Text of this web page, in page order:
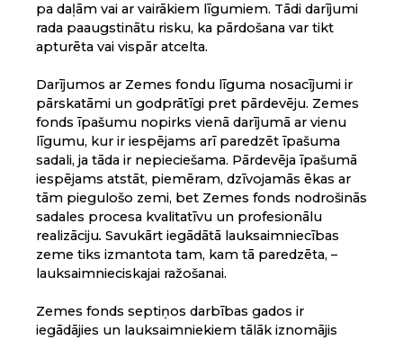
pa daļām vai ar vairākiem līgumiem. Tādi darījumi
rada paaugstinātu risku, ka pārdošana var tikt
apturēta vai vispār atcelta.
Darījumos ar Zemes fondu līguma nosacījumi ir
pārskatāmi un godprātīgi pret pārdevēju. Zemes
fonds īpašumu nopirks vienā darījumā ar vienu
līgumu, kur ir iespējams arī paredzēt īpašuma
sadali, ja tāda ir nepieciešama. Pārdevēja īpašumā
iespējams atstāt, piemēram, dzīvojamās ēkas ar
tām piegulošo zemi, bet Zemes fonds nodrošinās
sadales procesa kvalitatīvu un profesionālu
realizāciju. Savukārt iegādātā lauksaimniecības
zeme tiks izmantota tam, kam tā paredzēta, –
lauksaimnieciskajai ražošanai.
Zemes fonds septiņos darbības gados ir
iegādājies un lauksaimniekiem tālāk iznomājis